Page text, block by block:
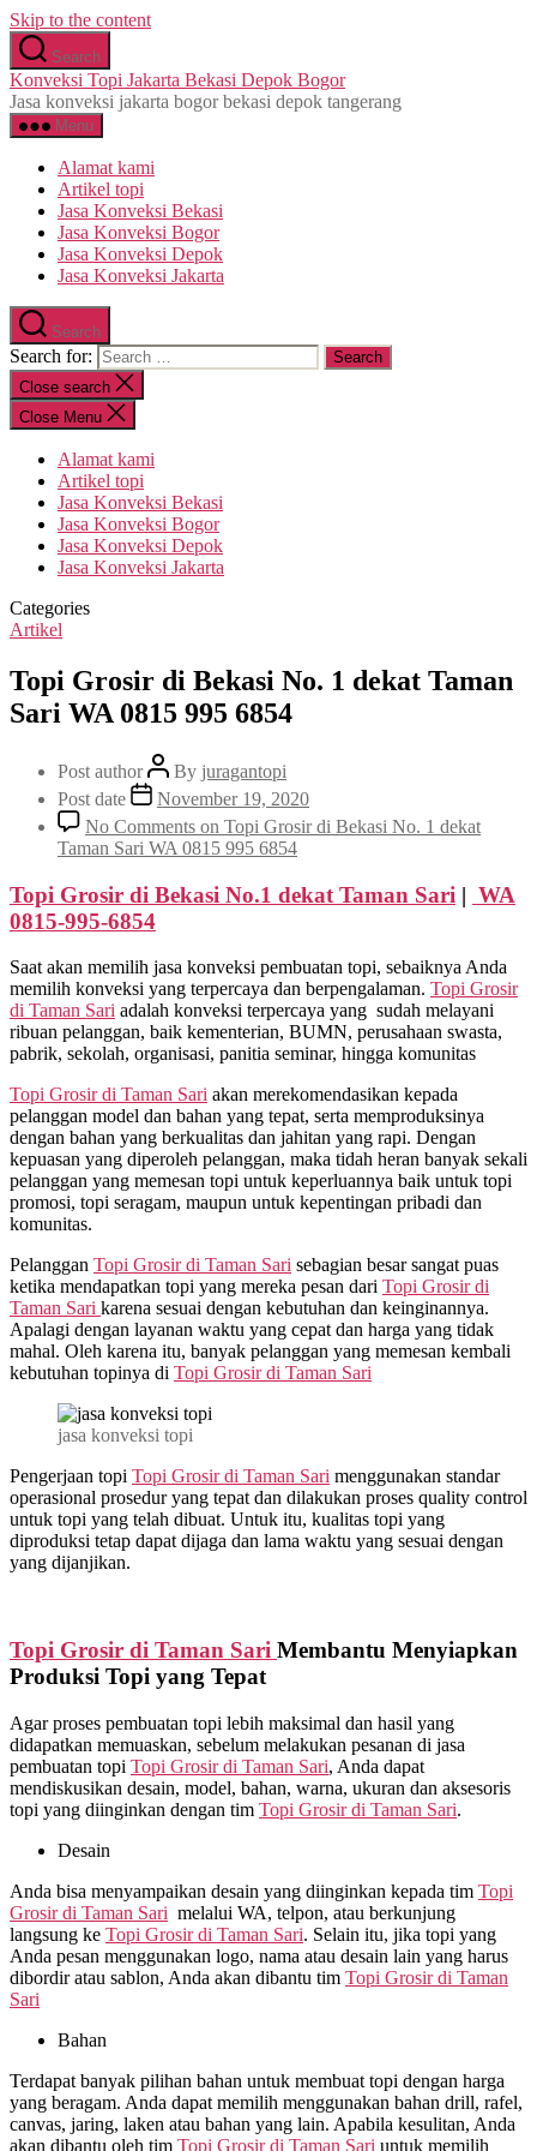
Skip to the content
Search
Konveksi Topi Jakarta Bekasi Depok Bogor
Jasa konveksi jakarta bogor bekasi depok tangerang
Menu
Alamat kami
Artikel topi
Jasa Konveksi Bekasi
Jasa Konveksi Bogor
Jasa Konveksi Depok
Jasa Konveksi Jakarta
Search
Search for:
Close search
Close Menu
Alamat kami
Artikel topi
Jasa Konveksi Bekasi
Jasa Konveksi Bogor
Jasa Konveksi Depok
Jasa Konveksi Jakarta
Categories
Artikel
Topi Grosir di Bekasi No. 1 dekat Taman
Sari WA 0815 995 6854
Post author By juragantopi
Post date
November 19, 2020
No Comments on Topi Grosir di Bekasi No. 1 dekat
Taman Sari WA 0815 995 6854
Topi Grosir di Bekasi No.1 dekat Taman Sari | WA
0815-995-6854
Saat akan memilih jasa konveksi pembuatan topi, sebaiknya Anda
memilih konveksi yang terpercaya dan berpengalaman. Topi Grosir
di Taman Sari adalah konveksi terpercaya yang sudah melayani
ribuan pelanggan, baik kementerian, BUMN, perusahaan swasta,
pabrik, sekolah, organisasi, panitia seminar, hingga komunitas
Topi Grosir di Taman Sari akan merekomendasikan kepada
pelanggan model dan bahan yang tepat, serta memproduksinya
dengan bahan yang berkualitas dan jahitan yang rapi. Dengan
kepuasan yang diperoleh pelanggan, maka tidah heran banyak sekali
pelanggan yang memesan topi untuk keperluannya baik untuk topi
promosi, topi seragam, maupun untuk kepentingan pribadi dan
komunitas.
Pelanggan Topi Grosir di Taman Sari sebagian besar sangat puas
ketika mendapatkan topi yang mereka pesan dari Topi Grosir di
Taman Sari karena sesuai dengan kebutuhan dan keinginannya.
Apalagi dengan layanan waktu yang cepat dan harga yang tidak
mahal. Oleh karena itu, banyak pelanggan yang memesan kembali
kebutuhan topinya di Topi Grosir di Taman Sari
jasa konveksi topi
Pengerjaan topi Topi Grosir di Taman Sari menggunakan standar
operasional prosedur yang tepat dan dilakukan proses quality control
untuk topi yang telah dibuat. Untuk itu, kualitas topi yang
diproduksi tetap dapat dijaga dan lama waktu yang sesuai dengan
yang dijanjikan.
Topi Grosir di Taman Sari Membantu Menyiapkan
Produksi Topi yang Tepat
Agar proses pembuatan topi lebih maksimal dan hasil yang
didapatkan memuaskan, sebelum melakukan pesanan di jasa
pembuatan topi Topi Grosir di Taman Sari, Anda dapat
mendiskusikan desain, model, bahan, warna, ukuran dan aksesoris
topi yang diinginkan dengan tim Topi Grosir di Taman Sari.
Desain
Anda bisa menyampaikan desain yang diinginkan kepada tim Topi
Grosir di Taman Sari melalui WA, telpon, atau berkunjung
langsung ke Topi Grosir di Taman Sari. Selain itu, jika topi yang
Anda pesan menggunakan logo, nama atau desain lain yang harus
dibordir atau sablon, Anda akan dibantu tim Topi Grosir di Taman
Sari
Bahan
Terdapat banyak pilihan bahan untuk membuat topi dengan harga
yang beragam. Anda dapat memilih menggunakan bahan drill, rafel,
canvas, jaring, laken atau bahan yang lain. Apabila kesulitan, Anda
akan dibantu oleh tim Topi Grosir di Taman Sari untuk memilih